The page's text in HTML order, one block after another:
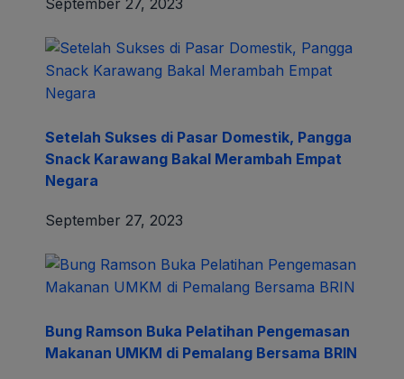
September 27, 2023
Setelah Sukses di Pasar Domestik, Pangga
Snack Karawang Bakal Merambah Empat
Negara
September 27, 2023
Bung Ramson Buka Pelatihan Pengemasan
Makanan UMKM di Pemalang Bersama BRIN